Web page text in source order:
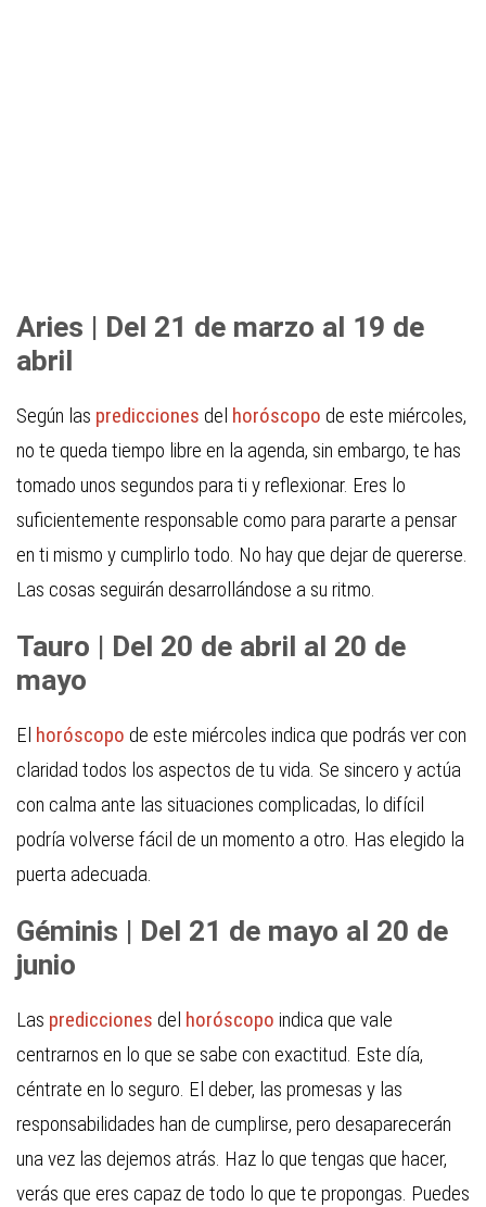
Aries | Del 21 de marzo al 19 de
abril
Según las predicciones del horóscopo de este miércoles,
no te queda tiempo libre en la agenda, sin embargo, te has
tomado unos segundos para ti y reflexionar. Eres lo
suficientemente responsable como para pararte a pensar
en ti mismo y cumplirlo todo. No hay que dejar de quererse.
Las cosas seguirán desarrollándose a su ritmo.
Tauro | Del 20 de abril al 20 de
mayo
El horóscopo de este miércoles indica que podrás ver con
claridad todos los aspectos de tu vida. Se sincero y actúa
con calma ante las situaciones complicadas, lo difícil
podría volverse fácil de un momento a otro. Has elegido la
puerta adecuada.
Géminis | Del 21 de mayo al 20 de
junio
Las predicciones del horóscopo indica que vale
centrarnos en lo que se sabe con exactitud. Este día,
céntrate en lo seguro. El deber, las promesas y las
responsabilidades han de cumplirse, pero desaparecerán
una vez las dejemos atrás. Haz lo que tengas que hacer,
verás que eres capaz de todo lo que te propongas. Puedes